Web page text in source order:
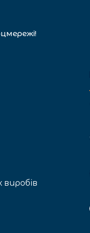
виробів